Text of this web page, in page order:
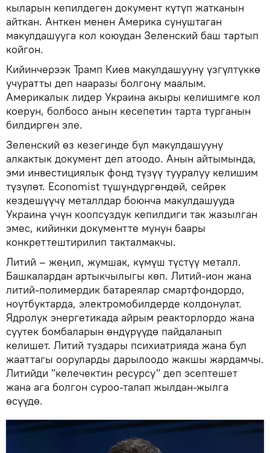
кыларын кепилдеген документ күтүп жатканын
айткан. Анткен менен Америка сунуштаган
макулдашууга кол коюудан Зеленский баш тартып
койгон.
Кийинчерээк Трамп Киев макулдашууну үзгүлтүккө
учуратты деп нааразы болгону маалым.
Америкалык лидер Украина акыры келишимге кол
коерун, болбосо анын кесепетин тарта турганын
билдирген эле.
Зеленский өз кезегинде бул макулдашууну
алкактык документ деп атоодо. Анын айтымында,
эми инвестициялык фонд түзүү тууралуу келишим
түзүлөт. Economist түшүндүргөндөй, сейрек
кездешүүчү металлдар боюнча макулдашууда
Украина үчүн коопсуздук кепилдиги так жазылган
эмес, кийинки документте мунун баары
конкреттештирилип такталмакчы.
Литий – жеңил, жумшак, күмүш түстүү металл.
Башкалардан артыкчылыгы көп. Литий-ион жана
литий-полимердик батареялар смартфондордо,
ноутбуктарда, электромобилдерде колдонулат.
Ядролук энергетикада айрым реакторлордо жана
суутек бомбаларын өндүрүүдө пайдаланып
келишет. Литий туздары психиатрияда жана бул
жааттагы ооруларды дарылоодо жакшы жардамчы.
Литийди "келечектин ресурсу" деп эсептешет
жана ага болгон суроо-талап жылдан-жылга
өсүүдө.